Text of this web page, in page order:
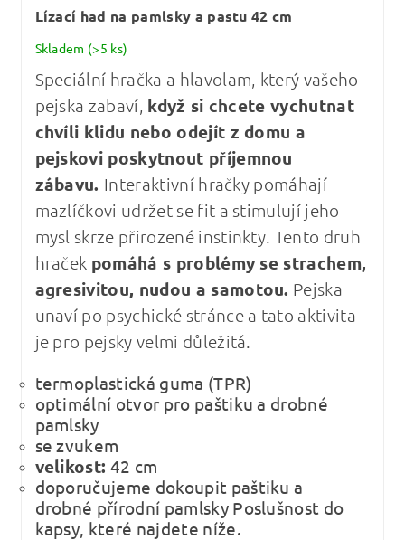
Lízací had na pamlsky a pastu 42 cm
Skladem (>5 ks)
Speciální hračka a hlavolam, který vašeho
pejska zabaví, když si chcete vychutnat
chvíli klidu nebo odejít z domu a
pejskovi poskytnout příjemnou
zábavu. Interaktivní hračky pomáhají
mazlíčkovi udržet se fit a stimulují jeho
mysl skrze přirozené instinkty. Tento druh
hraček pomáhá s problémy se strachem,
agresivitou, nudou a samotou. Pejska
unaví po psychické stránce a tato aktivita
je pro pejsky velmi důležitá.
termoplastická guma (TPR)
optimální otvor pro paštiku a drobné
pamlsky
se zvukem
velikost: 42 cm
doporučujeme dokoupit paštiku a
drobné přírodní pamlsky Poslušnost do
kapsy, které najdete níže.